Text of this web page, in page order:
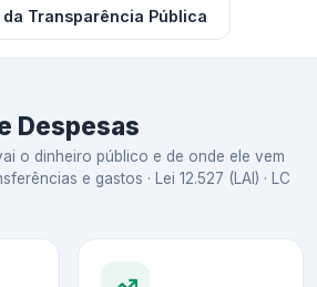
da Transparência Pública
Despesas
o dinheiro público e de onde ele vem
e gastos · Lei 12.527 (LAI) · LC